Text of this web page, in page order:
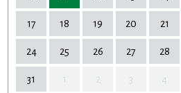
17 18 19 20 21
24 25 26 27 28
31